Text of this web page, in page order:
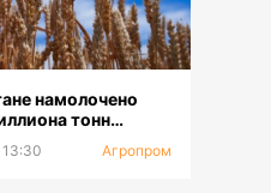
намолочено
тонн
Агропром